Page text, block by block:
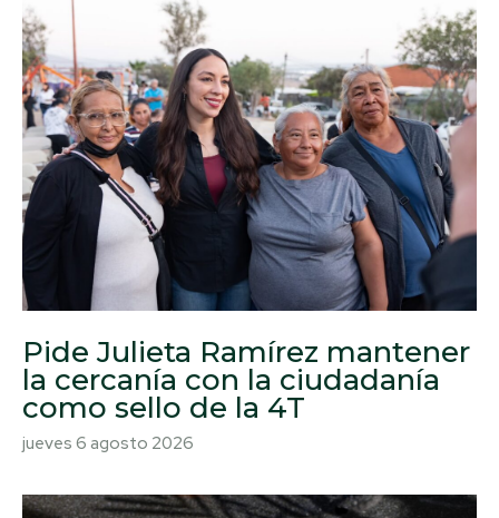
Pide Julieta Ramírez mantener
la cercanía con la ciudadanía
como sello de la 4T
jueves 6 agosto 2026